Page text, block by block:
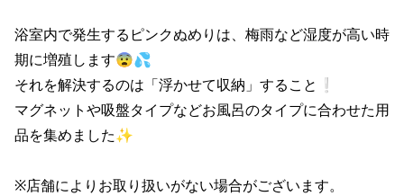
浴室内で発生するピンクぬめりは、梅雨など湿度が高い時
期に増殖します😨💦
それを解決するのは「浮かせて収納」すること❕
マグネットや吸盤タイプなどお風呂のタイプに合わせた用
品を集めました✨
※店舗によりお取り扱いがない場合がございます。